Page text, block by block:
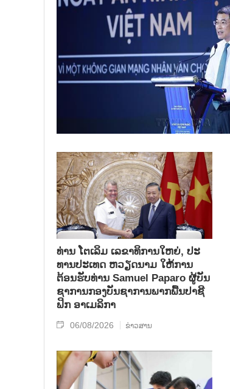
ທ່ານ ໂຕ​ເລິມ ເລ​ຂາ​ທິ​ການ​ໃຫຍ່, ປະ​
ທານ​ປະ​ເທດ ​ຫວຽດ​ນາມ ໃຫ້​ການ​
ຕ້ອນ​ຮັບ​ທ່ານ Samuel Paparo ຜູ້​ບັນ​
ຊາ​ການກອງ​ບັນ​ຊາ​ການພາກ​ພື້ນ​ປາ​ຊີ​
ຟິກ ອາ​ເມ​ລິ​ກາ
06/08/2026 ຂ່າວສານ